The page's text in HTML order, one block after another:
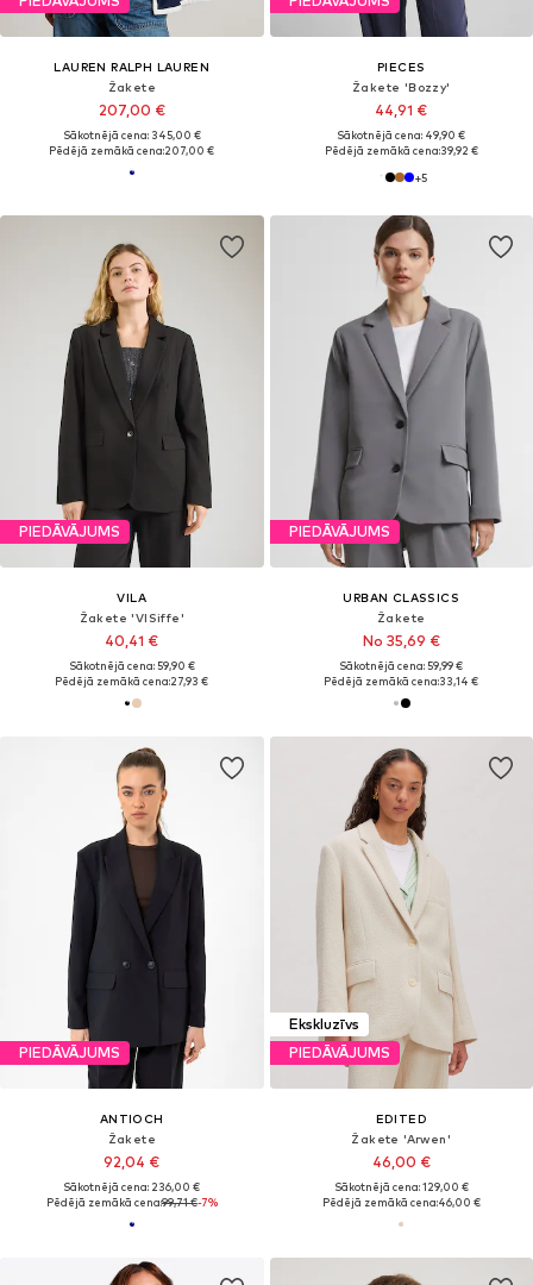
LAUREN RALPH LAUREN
Žakete
207,00 €
Sākotnējā cena: 345,00 €
Pēdējā zemākā cena:207,00 €
PIECES
Žakete 'Bozzy'
44,91 €
Sākotnējā cena: 49,90 €
Pēdējā zemākā cena:39,92 €
+5
PIEDĀVĀJUMS
VILA
Žakete 'VISiffe'
40,41 €
Sākotnējā cena: 59,90 €
Pēdējā zemākā cena:27,93 €
PIEDĀVĀJUMS
URBAN CLASSICS
Žakete
No 35,69 €
Sākotnējā cena: 59,99 €
Pēdējā zemākā cena:33,14 €
PIEDĀVĀJUMS
ANTIOCH
Žakete
92,04 €
Sākotnējā cena: 236,00 €
Pēdējā zemākā cena:99,71 €-7%
Ekskluzīvs
PIEDĀVĀJUMS
EDITED
Žakete 'Arwen'
46,00 €
Sākotnējā cena: 129,00 €
Pēdējā zemākā cena:46,00 €